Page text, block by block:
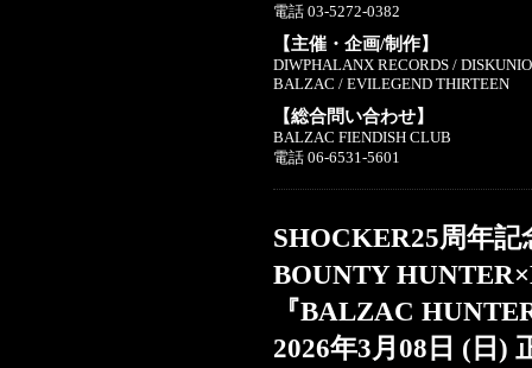
電話 03-5272-0382
【主催・企画/制作】
DIWPHALANX RECORDS /
BALZAC / EVILEGEND THIRTEEN
【総合問い合わせ】
BALZAC FIENDISH CLUB
電話 06-6531-5601
SHOCKER25周年
BOUNTY
『BALZAC
2026年3月08日 (日)